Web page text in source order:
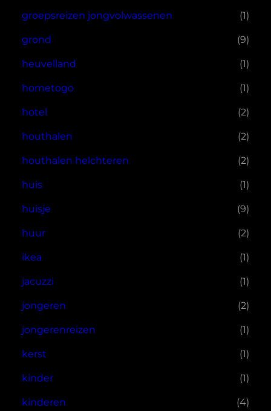
groepsreizen jongvolwassenen (1)
grond (9)
heuvelland (1)
hometogo (1)
hotel (2)
houthalen (2)
houthalen helchteren (2)
huis (1)
huisje (9)
huur (2)
ikea (1)
jacuzzi (1)
jongeren (2)
jongerenreizen (1)
kerst (1)
kinder (1)
kinderen (4)